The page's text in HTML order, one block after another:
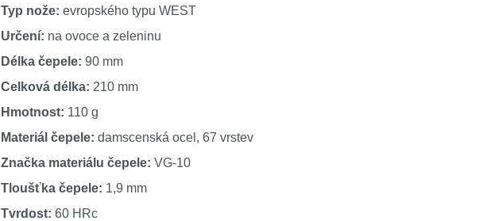
Typ nože: evropského typu WEST
Určení: na ovoce a zeleninu
Délka čepele: 90 mm
Celková délka: 210 mm
Hmotnost: 110 g
Materiál čepele: damscenská ocel, 67 vrstev
Značka materiálu čepele: VG-10
Tloušťka čepele: 1,9 mm
Tvrdost: 60 HRc